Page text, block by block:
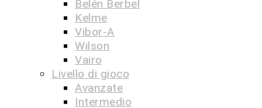
Belén Berbel
Kelme
Vibor-A
Wilson
Vairo
Livello di gioco
Avanzate
Intermedio